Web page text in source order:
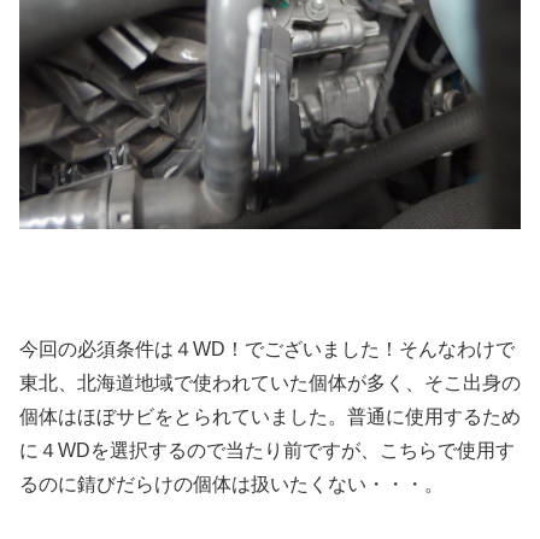
今回の必須条件は４WD！でございました！そんなわけで
東北、北海道地域で使われていた個体が多く、そこ出身の
個体はほぼサビをとられていました。普通に使用するため
に４WDを選択するので当たり前ですが、こちらで使用す
るのに錆びだらけの個体は扱いたくない・・・。